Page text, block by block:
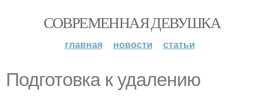
СОВРЕМЕННАЯ ДЕВУШКА
главная новости статьи
Подготовка к удалению